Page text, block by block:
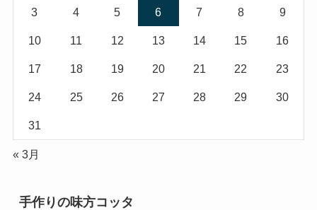
3 4 5 6 7 8 9
10 11 12 13 14 15 16
17 18 19 20 21 22 23
24 25 26 27 28 29 30
31
« 3月
手作りの味方コッタ